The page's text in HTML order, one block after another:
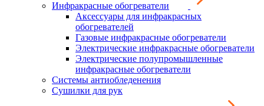
Инфракрасные обогреватели
Аксессуары для инфракрасных
обогревателей
Газовые инфракрасные обогреватели
Электрические инфракрасные обогреватели
Электрические полупромышленные
инфракрасные обогреватели
Системы антиобледенения
Сушилки для рук